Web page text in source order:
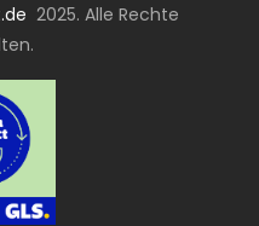
2025. Alle Rechte